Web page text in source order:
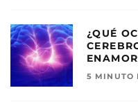
¿QUÉ
5 MINUTO